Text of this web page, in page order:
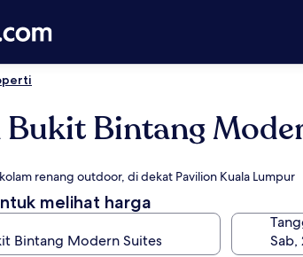
Bintang
renang outdoor, di dekat Pavilion Kuala Lumpur
melihat harga